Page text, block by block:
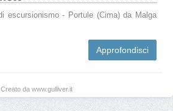
escursionismo - Portule (Cima) da Malga
Approfondisci
Creato da www.gulliver.it